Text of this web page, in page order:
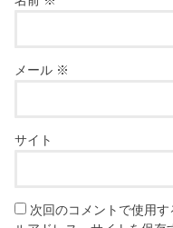
メール ※
サイト
次回のコメントで使用